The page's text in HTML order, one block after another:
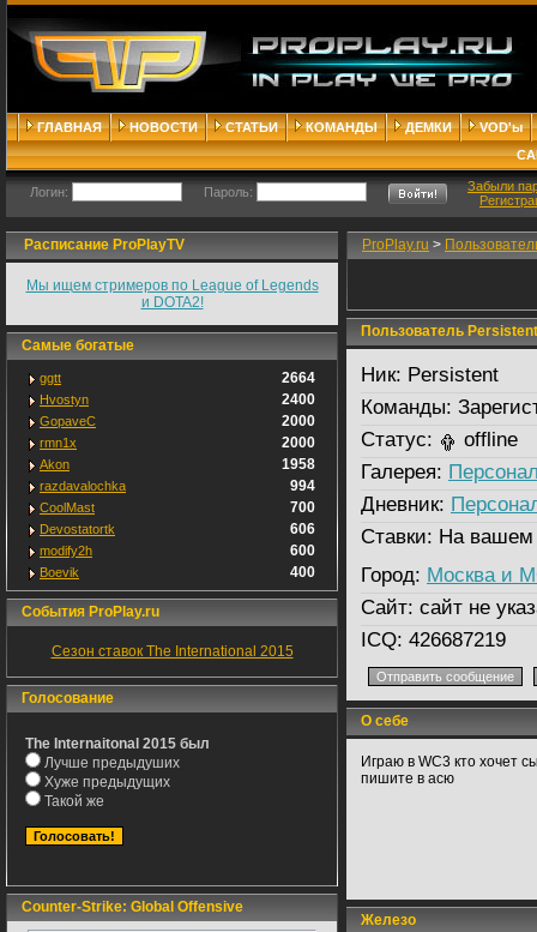
ГЛАВНАЯ НОВОСТИ СТАТЬИ КОМАНДЫ ДЕМКИ
VOD'ы
Логин: Пароль:
Забыли
Расписание ProPlayTV
Мы ищем стримеров по League of Legends
и DOTA2!
Самые богатые
ggtt 2664
Hvostyn 2400
GopaveC 2000
rmn1x 2000
Akon 1958
razdavalochka 994
CoolMast 700
Devostatortk 606
modify2h 600
Boevik 400
События ProPlay.ru
Сезон ставок The International 2015
Голосование
The Internaitonal 2015 был
Лучше предыдуших
Хуже предыдущих
Такой же
Counter-Strike: Global Offensive
ProPlay.ru >
Пользователь Persistent
Ник: Persistent
Команды:
Статус:
offline
Галерея:
Дневник:
Ставки: На вашем
Город: Москва и
Сайт: сайт не
ICQ: 426687219
О себе
Играю в WC3 кто хочет
пишите в асю
Железо